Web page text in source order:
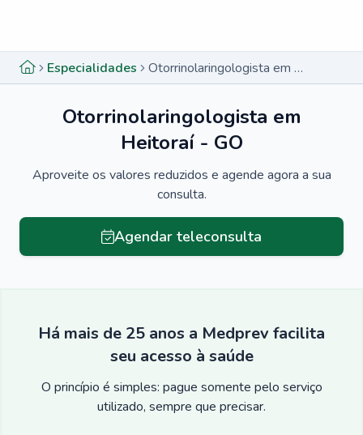
Especialidades Otorrinolaringologista em Heitoraí - GO
Otorrinolaringologista em
Heitoraí - GO
Aproveite os valores reduzidos e agende agora a sua
consulta.
Agendar teleconsulta
Há mais de 25 anos a Medprev facilita
seu acesso à saúde
O princípio é simples: pague somente pelo serviço
utilizado, sempre que precisar.